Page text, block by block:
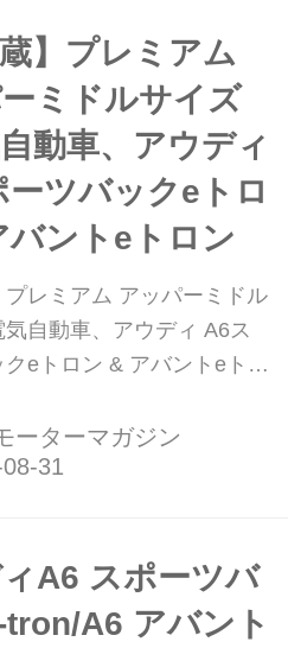
ン)」を発表した。いずれも
カスタマイズ部門「Audi
蔵】プレミアム
ミドルサイズ
動車、アウディ
ーツバックeトロ
バントeトロン
プレミアム アッパーミドル
自動車、アウディ A6ス
eトロン & アバントeトロ
ドサイズのBEV(バッテリ
車)、A6スポーツバックeト
ーターマガジン
A6 スポーツバ
tron/A6 アバント